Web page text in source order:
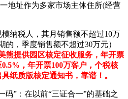
地址作为多家市场主体住所(经营
纳税人，其月销售额不超过10万
的，季度销售额不超过30万元）
熊提供园区核定征收服务，年开票
，年开票100万客户，个税核
纸质版核定通知书，靠谱！。
码”：在以前“三证合一”的基础之